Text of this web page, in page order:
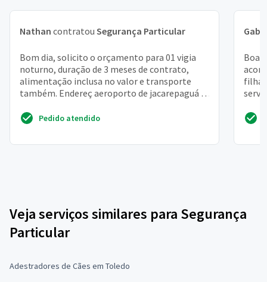
Nathan contratou Segurança Particular
Bom dia, solicito o orçamento para 01 vigia
noturno, duração de 3 meses de contrato,
alimentação inclusa no valor e transporte
também. Endereç aeroporto de jacarepaguá -
Pedido atendido
Boa
filha
Veja serviços similares para Segurança
Particular
Adestradores de Cães em Toledo